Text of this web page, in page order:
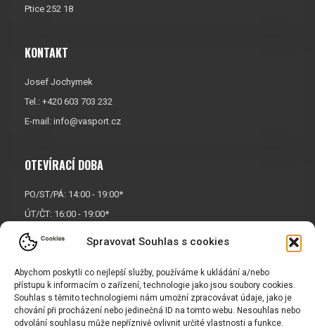
Spravovat Souhlas s cookies
Abychom poskytli co nejlepší služby, používáme k ukládání a/nebo
přístupu k informacím o zařízení, technologie jako jsou soubory cookies.
Souhlas s těmito technologiemi nám umožní zpracovávat údaje, jako je
chování při procházení nebo jedinečná ID na tomto webu. Nesouhlas nebo
odvolání souhlasu může nepříznivě ovlivnit určité vlastnosti a funkce.
Ptice 252 18
KONTAKT
Josef Jochymek
Tel.: +420 603 703 232
E-mail: info@vasport.cz
OTEVÍRACÍ DOBA
PO/ST/PÁ: 14:00 - 19:00*
ÚT/ČT: 16:00 - 19:00*
Sobota: 9:00 - 17:00*
Neděle:
* Říjen, listopad a prosinec
OTEVŘENO POUZE
PO/ST/PÁ